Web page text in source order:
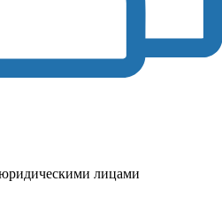
лицами